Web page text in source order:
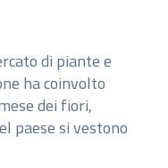
di piante e
ha coinvolto
dei fiori,
paese si vestono